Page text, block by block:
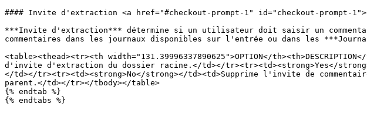
#### Invite d'extraction <a href="#checkout-prompt-1" id="checkout-prompt-
***Invite d'extraction*** détermine si un utilisateur doit saisir un
commentaires dans les journaux disponibles sur l'entrée ou dans les
<table><thead><tr><th width="131.39996337890625">OPTION</
d'invite d'extraction du dossier racine.</td></tr><tr><td><strong>Yes</
</td></tr><tr><td><strong>No</strong></td><td>Supprime l'invite de
parent.</td></tr></tbody></table>
{% endtab %}
{% endtabs %}